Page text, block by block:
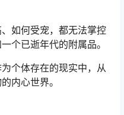
如何受宠，都无法掌控
个已逝年代的附属品。
个体存在的现实中，从
内心世界。